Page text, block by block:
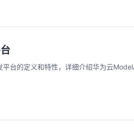
台的定义和特性，详细介绍华为云